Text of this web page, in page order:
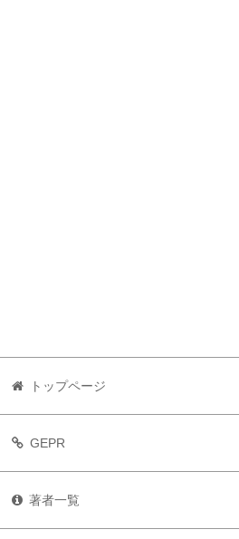
トップページ
GEPR
著者一覧